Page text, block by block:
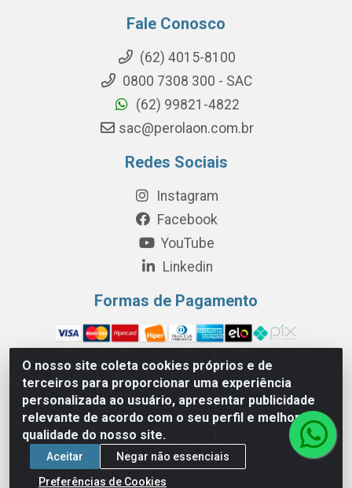
O nosso site coleta cookies próprios e de
terceiros para proporcionar uma experiência
personalizada ao usuário, apresentar publicidade
relevante de acordo com o seu perfil e melhorar a
qualidade do nosso site.
Aceitar
Negar não essenciais
Preferências de Cookies
Fale Conosco
(62) 4015-8100
0800 7308 300 - SAC
(62) 99821-4822
sac@perolaon.com.br
Redes Sociais
Instagram
Facebook
YouTube
Linkedin
Formas de Pagamento
Perola Distribuição e Logística S/A - Av. Anhanguera km 24 N°
200 Bloco 12-A -Jardim Jaraguá, São Paulo/SP - Cep 05.275-
000 - CNPJ 06.204.131/0001-77